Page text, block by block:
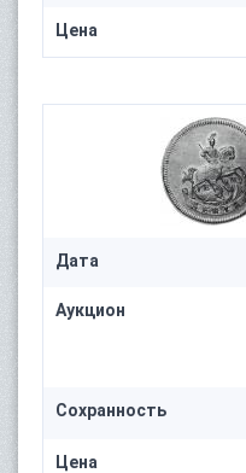
Цена
Дата
Аукцион
Сохранность
Цена